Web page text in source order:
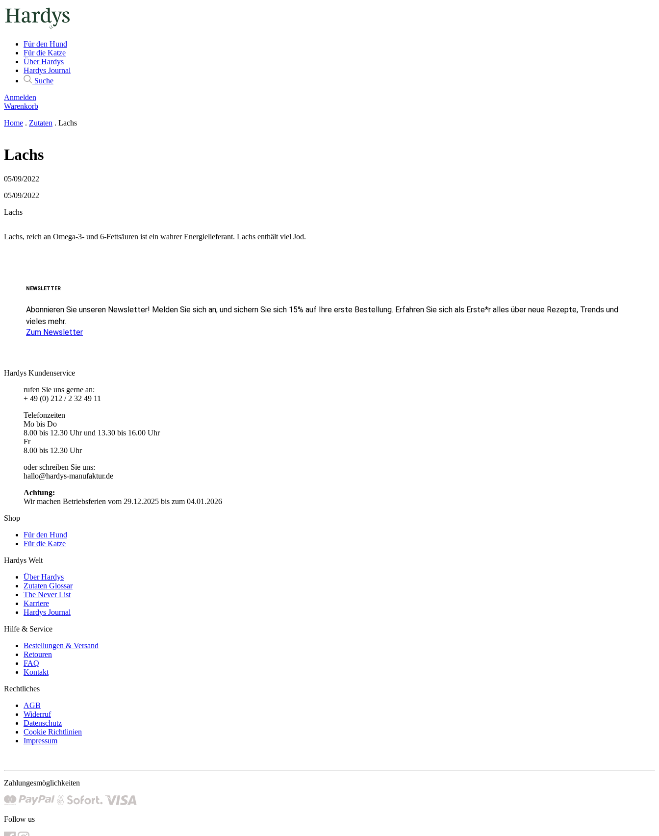
Für den Hund
Für die Katze
Über Hardys
Hardys Journal
Suche
Anmelden
Warenkorb
Home . Zutaten . Lachs
Lachs
05/09/2022
05/09/2022
Lachs
Lachs, reich an Omega-3- und 6-Fettsäuren ist ein wahrer Energielieferant. Lachs enthält viel Jod.
NEWSLETTER
Abonnieren Sie unseren Newsletter! Melden Sie sich an, und sichern Sie sich 15% auf Ihre erste Bestellung. Erfahren Sie sich als Erste*r alles über neue Rezepte, Trends und
vieles mehr.
Zum Newsletter
Hardys Kundenservice
rufen Sie uns gerne an:
+ 49 (0) 212 / 2 32 49 11
Telefonzeiten
Mo bis Do
8.00 bis 12.30 Uhr und 13.30 bis 16.00 Uhr
Fr
8.00 bis 12.30 Uhr
oder schreiben Sie uns:
hallo@hardys-manufaktur.de
Achtung:
Wir machen Betriebsferien vom 29.12.2025 bis zum 04.01.2026
Shop
Für den Hund
Für die Katze
Hardys Welt
Über Hardys
Zutaten Glossar
The Never List
Karriere
Hardys Journal
Hilfe & Service
Bestellungen & Versand
Retouren
FAQ
Kontakt
Rechtliches
AGB
Widerruf
Datenschutz
Cookie Richtlinien
Impressum
Zahlungesmöglichkeiten
Follow us